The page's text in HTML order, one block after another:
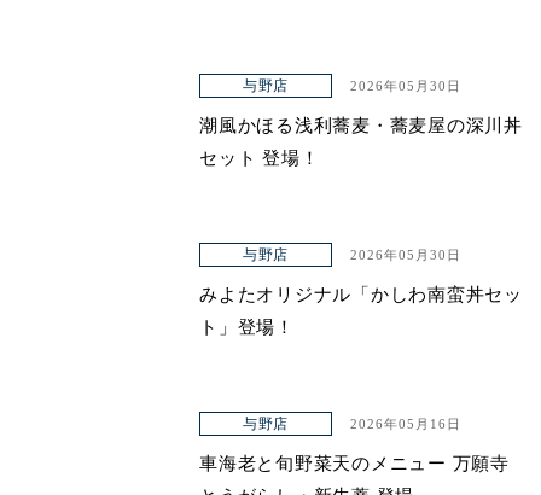
与野店 2026年05月30日
潮風かほる浅利蕎麦・蕎麦屋の深川丼
セット 登場！
与野店 2026年05月30日
みよたオリジナル「かしわ南蛮丼セッ
ト」登場！
与野店 2026年05月16日
車海老と旬野菜天のメニュー 万願寺